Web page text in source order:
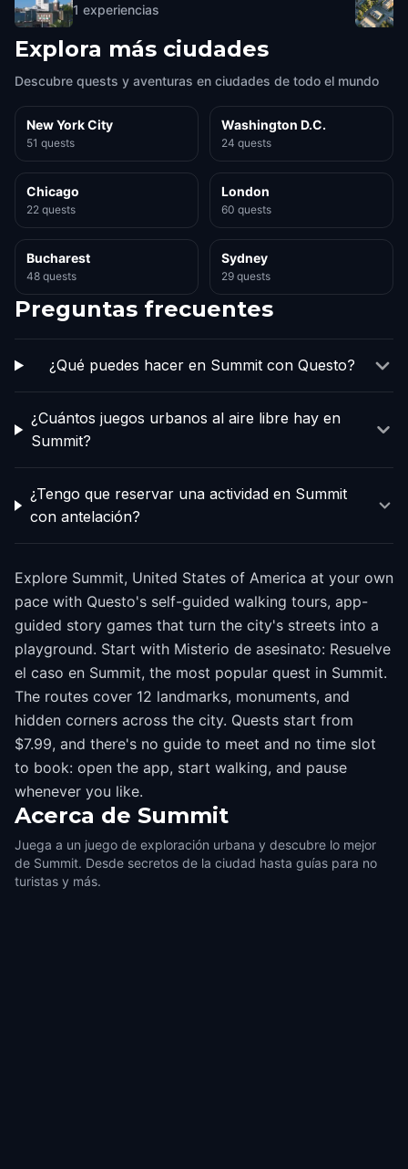
1 experiencias
Explora más ciudades
Descubre quests y aventuras en ciudades de todo el mundo
New York City
51 quests
Washington D.C.
24 quests
Chicago
22 quests
London
60 quests
Bucharest
48 quests
Sydney
29 quests
Preguntas frecuentes
¿Qué puedes hacer en Summit con Questo?
¿Cuántos juegos urbanos al aire libre hay en
Summit?
¿Tengo que reservar una actividad en Summit
con antelación?
Explore Summit, United States of America at your own
pace with Questo's self-guided walking tours, app-
guided story games that turn the city's streets into a
playground. Start with Misterio de asesinato: Resuelve
el caso en Summit, the most popular quest in Summit.
The routes cover 12 landmarks, monuments, and
hidden corners across the city. Quests start from
$7.99, and there's no guide to meet and no time slot
to book: open the app, start walking, and pause
whenever you like.
Acerca de Summit
Juega a un juego de exploración urbana y descubre lo mejor
de Summit. Desde secretos de la ciudad hasta guías para no
turistas y más.